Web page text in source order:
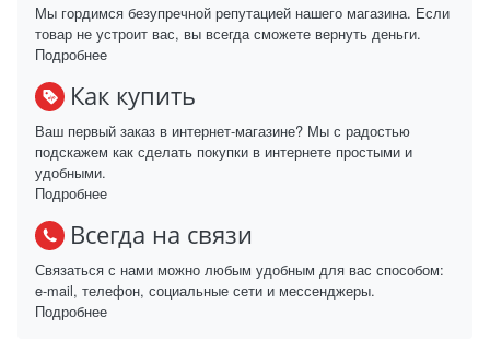
Мы гордимся безупречной репутацией нашего магазина. Если
товар не устроит вас, вы всегда сможете вернуть деньги.
Подробнее
Как купить
Ваш первый заказ в интернет-магазине? Мы с радостью
подскажем как сделать покупки в интернете простыми и
удобными.
Подробнее
Всегда на связи
Связаться с нами можно любым удобным для вас способом:
e-mail, телефон, социальные сети и мессенджеры.
Подробнее